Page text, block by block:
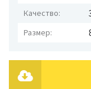
Качество:
Размер: